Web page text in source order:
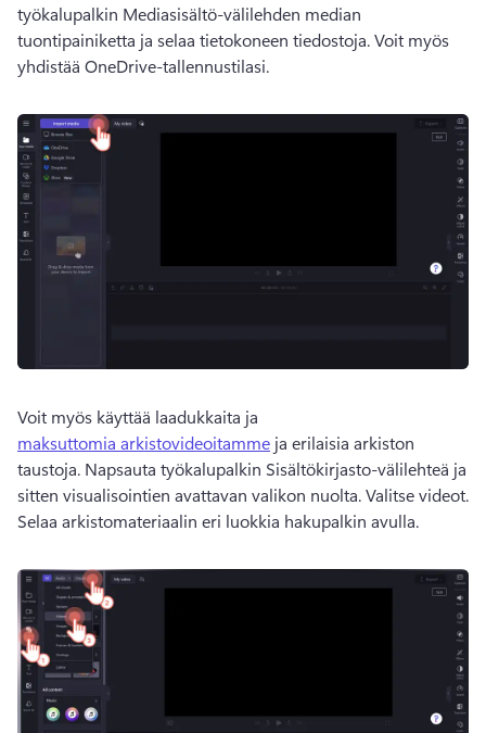
työkalupalkin Mediasisältö-välilehden median
tuontipainiketta ja selaa tietokoneen tiedostoja. Voit myös
yhdistää OneDrive-tallennustilasi.
Voit myös käyttää laadukkaita ja
maksuttomia arkistovideoitamme ja erilaisia arkiston
taustoja. Napsauta työkalupalkin Sisältökirjasto-välilehteä ja
Selaa arkistomateriaalin eri luokkia hakupalkin avulla.